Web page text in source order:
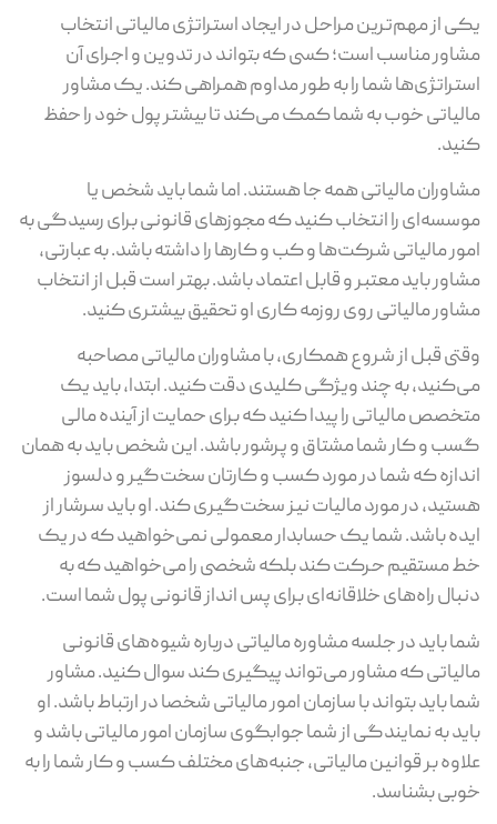
یکی از مهم‌ترین مراحل در ایجاد استراتژی مالیاتی انتخاب
مشاور مناسب است؛ کسی که بتواند در تدوین و اجرای آن
استراتژی‌ها شما را به طور مداوم همراهی کند. یک مشاور
مالیاتی خوب به شما کمک می‌کند تا بیشتر پول خود را حفظ
کنید.
مشاوران مالیاتی همه جا هستند. اما شما باید شخص یا
موسسه‌ای را انتخاب کنید که مجوزهای قانونی برای رسیدگی به
امور مالیاتی شرکت‌ها و کب و کارها را داشته باشد. به عبارتی،
مشاور باید معتبر و قابل اعتماد باشد. بهتر است قبل از انتخاب
مشاور مالیاتی روی روزمه کاری او تحقیق بیشتری کنید.
وقتی قبل از شروع همکاری، با مشاوران مالیاتی مصاحبه
می‌کنید، به چند ویژگی کلیدی دقت کنید. ابتدا، باید یک
متخصص مالیاتی را پیدا کنید که برای حمایت از آینده مالی
گسب و کار شما مشتاق و پرشور باشد. این شخص باید به همان
اندازه که شما در مورد کسب و کارتان سخت‌گیر و دلسوز
هستید، در مورد مالیات نیز سخت‌گیری کند. او باید سرشار از
ایده باشد. شما یک حسابدار معمولی نمی‌خواهید که در یک
خط مستقیم حرکت کند بلکه شخصی را می‌خواهید که به
دنبال راه‌های خلاقانه‌ای برای پس انداز قانونی پول شما است.
شما باید در جلسه مشاوره مالیاتی درباره شیوه‌های قانونی
مالیاتی که مشاور می‌تواند پیگیری کند سوال کنید. مشاور
شما باید بتواند با سازمان امور مالیاتی شخصا در ارتباط باشد. او
باید به نمایندگی از شما جوابگوی سازمان امور مالیاتی باشد و
علاوه بر قوانین مالیاتی، جنبه‌های مختلف کسب و کار شما را به
خوبی بشناسد.